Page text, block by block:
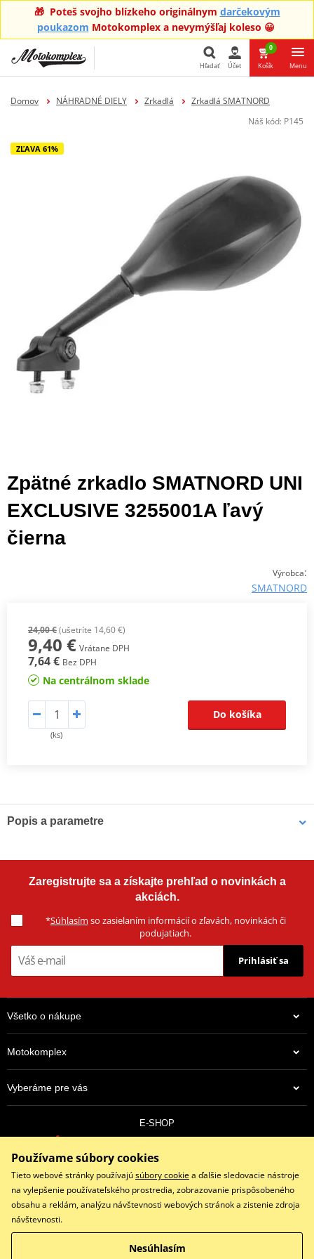
🎁 Poteš svojho blízkeho originálnym darčekovým
poukazom Motokomplex a nevymýšľaj koleso 😀
Hľadať
Hľadať Účet
0
Košík Menu
Domov NÁHRADNÉ DIELY Zrkadlá
Zrkadlá SMATNORD
Náš kód: P145
ZĽAVA 61%
Zpätné zrkadlo SMATNORD UNI
EXCLUSIVE 3255001A ľavý
čierna
Výrobca:
SMATNORD
24,00 €(ušetríte 14,60 €)
9,40 € Vrátane DPH
7,64 € Bez DPH
Na centrálnom sklade
(ks)
Do košíka
Popis a parametre
čierna
Závit
2xM6, pravý
NIE
Zaregistrujte sa a získajte prehľad o novinkách a
akciách.
*Súhlasím so zasielaním informácií o zľavách, novinkách či
podujatiach.
Prihlásiť sa
Všetko o nákupe
Motokomplex
Vyberáme pre vás
E-SHOP
objednavky@eshopmotokomplex.sk
Po - Pia: 8:30-17:00 | Nedeľa: ZATVORENÉ
Facebook
Copyright © 2026 www.eshopmotokomplex.sk
Používame súbory cookies
Tieto webové stránky používajúsúbory cookiea ďalšie sledovacie nástroje
na vylepšenie používateľského prostredia, zobrazovanie prispôsobeného
obsahu a reklám, analýzu návštevnosti webových stránok a zistenie zdroja
návštevnosti.
Nesúhlasím